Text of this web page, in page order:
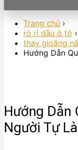
Trang chủ ›
rò rỉ dầu ô tô ›
thay gioăng
Hướng Dẫn
Hướng Dẫn
Người Tự